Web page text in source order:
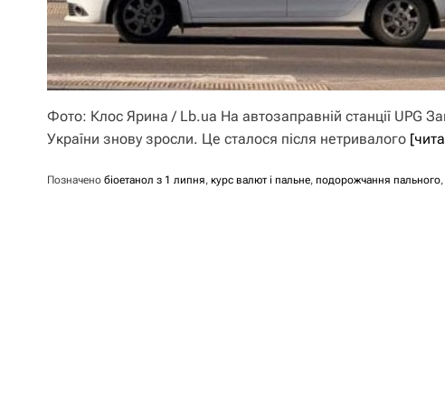
Фото: Клос Ярина / Lb.ua На автозаправній станції UPG
України знову зросли. Це сталося після нетривалого
Позначено біоетанол з 1 липня, курс валют і пальне, подорожчання пального,